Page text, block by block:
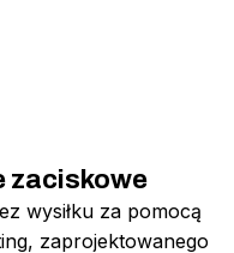
zaciskowe
wysiłku za pomocą
zaprojektowanego